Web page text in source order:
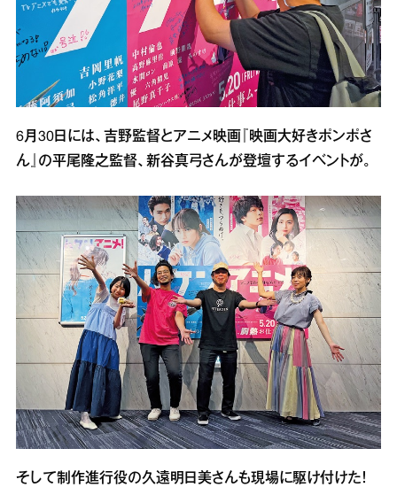
6月30日には、吉野監督とアニメ映画『映画大好きポンポさ
ん』の平尾隆之監督、新谷真弓さんが登壇するイベントが。
そして制作進行役の久遠明日美さんも現場に駆け付けた！